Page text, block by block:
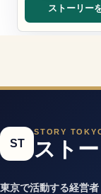
ストーリー
ST
STORY
スト
東京で活動する経営